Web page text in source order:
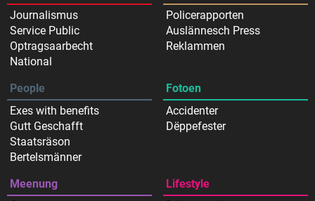
Journalismus
Service Public
Optragsaarbecht
National
Policerapporten
Auslännesch Press
Reklammen
People
Exes with benefits
Gutt Geschafft
Staatsräson
Bertelsmänner
Fotoen
Accidenter
Dëppefester
Meenung
Lifestyle